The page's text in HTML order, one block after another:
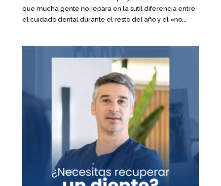
que mucha gente no repara en la sutil diferencia entre
el cuidado dental durante el resto del año y el «no...